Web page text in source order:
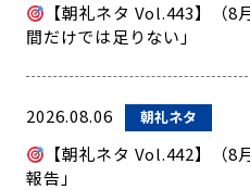
【朝礼ネタ Vol.443】（
間だけでは足りない」
2026.08.06 朝礼ネタ
【朝礼ネタ Vol.442】（
報告」